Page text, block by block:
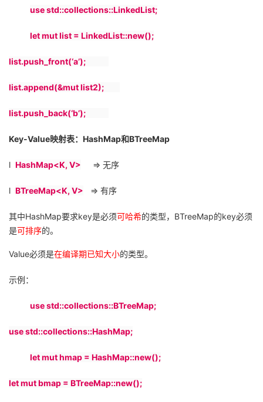
use std::collections::LinkedList;
let mut list = LinkedList::new();
list.push_front(‘a’);
list.append(&mut list2);
list.push_back(‘b’);
Key-Value映射表： HashMap和BTreeMap
l HashMap<K, V> => 无序
l BTreeMap<K, V> => 有序
其中HashMap要求key是必须可哈希的类型， BTreeMap的key必须
是可排序的。
Value必须是在编译期已知大小的类型。
示例：
use std::collections::BTreeMap;
use std::collections::HashMap;
let mut hmap = HashMap::new();
let mut bmap = BTreeMap::new();